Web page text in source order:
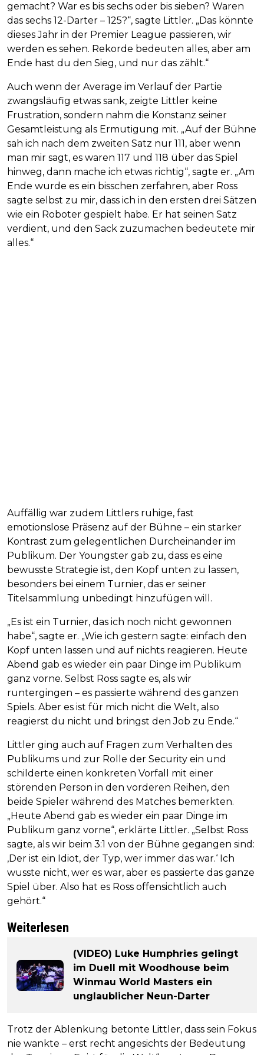
gemacht? War es bis sechs oder bis sieben? Waren
das sechs 12-Darter – 125?“, sagte Littler. „Das könnte
dieses Jahr in der Premier League passieren, wir
werden es sehen. Rekorde bedeuten alles, aber am
Ende hast du den Sieg, und nur das zählt.“
Auch wenn der Average im Verlauf der Partie
zwangsläufig etwas sank, zeigte Littler keine
Frustration, sondern nahm die Konstanz seiner
Gesamtleistung als Ermutigung mit. „Auf der Bühne
sah ich nach dem zweiten Satz nur 111, aber wenn
man mir sagt, es waren 117 und 118 über das Spiel
hinweg, dann mache ich etwas richtig“, sagte er. „Am
Ende wurde es ein bisschen zerfahren, aber Ross
sagte selbst zu mir, dass ich in den ersten drei Sätzen
wie ein Roboter gespielt habe. Er hat seinen Satz
verdient, und den Sack zuzumachen bedeutete mir
alles.“
Auffällig war zudem Littlers ruhige, fast
emotionslose Präsenz auf der Bühne – ein starker
Kontrast zum gelegentlichen Durcheinander im
Publikum. Der Youngster gab zu, dass es eine
bewusste Strategie ist, den Kopf unten zu lassen,
besonders bei einem Turnier, das er seiner
Titelsammlung unbedingt hinzufügen will.
„Es ist ein Turnier, das ich noch nicht gewonnen
habe“, sagte er. „Wie ich gestern sagte: einfach den
Kopf unten lassen und auf nichts reagieren. Heute
Abend gab es wieder ein paar Dinge im Publikum
ganz vorne. Selbst Ross sagte es, als wir
runtergingen – es passierte während des ganzen
Spiels. Aber es ist für mich nicht die Welt, also
reagierst du nicht und bringst den Job zu Ende.“
Littler ging auch auf Fragen zum Verhalten des
Publikums und zur Rolle der Security ein und
schilderte einen konkreten Vorfall mit einer
störenden Person in den vorderen Reihen, den
beide Spieler während des Matches bemerkten.
„Heute Abend gab es wieder ein paar Dinge im
Publikum ganz vorne“, erklärte Littler. „Selbst Ross
sagte, als wir beim 3:1 von der Bühne gegangen sind:
‚Der ist ein Idiot, der Typ, wer immer das war.‘ Ich
wusste nicht, wer es war, aber es passierte das ganze
Spiel über. Also hat es Ross offensichtlich auch
gehört.“
Weiterlesen
(VIDEO) Luke Humphries gelingt
im Duell mit Woodhouse beim
Winmau World Masters ein
unglaublicher Neun-Darter
Trotz der Ablenkung betonte Littler, dass sein Fokus
nie wankte – erst recht angesichts der Bedeutung